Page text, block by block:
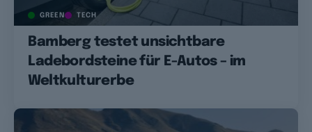
GREEN TECH
Bamberg testet unsichtbare
Ladebordsteine für E-Autos – im
Weltkulturerbe